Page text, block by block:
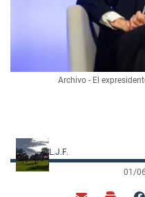
Archivo - El
L.J.F.
01/